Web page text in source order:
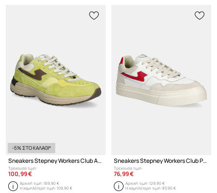
-5% ΣΤΟ ΚΑΛΑΘΙ*
Sneakers Stepney Workers Club Amiel S-Strike Geo-Merged
Τρέχουσα τιμή:
100,99 €
Αρχική τιμή:169,90 €
Η χαμηλότερη τιμή:109,90 €
Sneakers Stepney Workers Club Pearl S-Strike Leather
Τρέχουσα τιμή:
76,99 €
Αρχική τιμή:129,90 €
Η χαμηλότερη τιμή:83,90 €